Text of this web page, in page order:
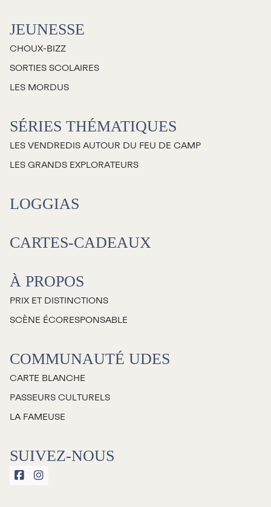
espaces
Loggias
Stationnement
Nous joindre
Emplois
Galerie d’art Antoine-
Sirois
JEUNESSE
CHOUX-BIZZ
SORTIES SCOLAIRES
LES MORDUS
SÉRIES THÉMATIQUES
LES VENDREDIS AUTOUR DU FEU DE CAMP
LES GRANDS EXPLORATEURS
LOGGIAS
CARTES-CADEAUX
À PROPOS
PRIX ET DISTINCTIONS
SCÈNE ÉCORESPONSABLE
COMMUNAUTÉ UDES
CARTE BLANCHE
PASSEURS CULTURELS
LA FAMEUSE
SUIVEZ-NOUS
 